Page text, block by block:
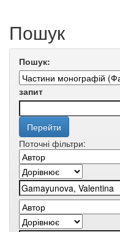
Пошук
Пошук:
запит
Поточні фільтри: